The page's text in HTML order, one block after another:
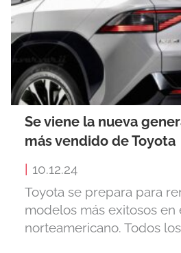
Se viene la nueva
más vendido de Toyota
10.12.24
Toyota se prepara para
modelos más exitosos en
norteamericano. Todos